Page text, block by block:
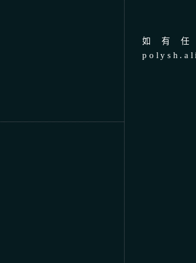
如有